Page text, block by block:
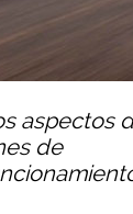
aspectos
de